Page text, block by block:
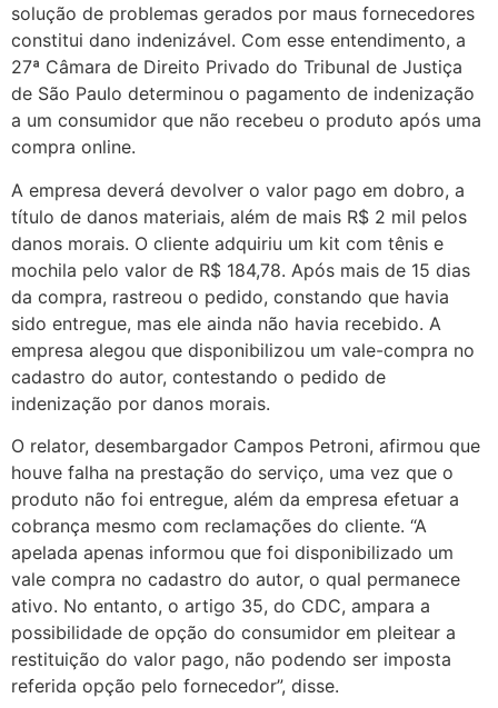
solução de problemas gerados por maus fornecedores
constitui dano indenizável. Com esse entendimento, a
27ª Câmara de Direito Privado do Tribunal de Justiça
de São Paulo determinou o pagamento de indenização
a um consumidor que não recebeu o produto após uma
compra online.
A empresa deverá devolver o valor pago em dobro, a
título de danos materiais, além de mais R$ 2 mil pelos
danos morais. O cliente adquiriu um kit com tênis e
mochila pelo valor de R$ 184,78. Após mais de 15 dias
da compra, rastreou o pedido, constando que havia
sido entregue, mas ele ainda não havia recebido. A
empresa alegou que disponibilizou um vale-compra no
cadastro do autor, contestando o pedido de
indenização por danos morais.
O relator, desembargador Campos Petroni, afirmou que
houve falha na prestação do serviço, uma vez que o
produto não foi entregue, além da empresa efetuar a
cobrança mesmo com reclamações do cliente. “A
apelada apenas informou que foi disponibilizado um
vale compra no cadastro do autor, o qual permanece
ativo. No entanto, o artigo 35, do CDC, ampara a
possibilidade de opção do consumidor em pleitear a
restituição do valor pago, não podendo ser imposta
referida opção pelo fornecedor”, disse.